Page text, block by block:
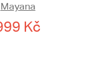
Mayana
Kč